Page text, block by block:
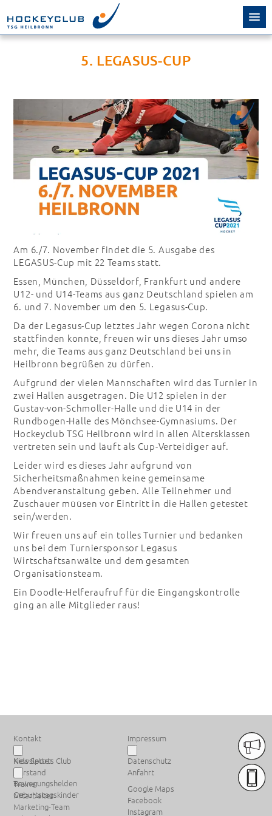
5. LEGASUS-CUP
Am 6./7. November findet die 5. Ausgabe des
LEGASUS-Cup mit 22 Teams statt.
Essen, München, Düsseldorf, Frankfurt und andere
U12- und U14-Teams aus ganz Deutschland spielen am
6. und 7. November um den 5. Legasus-Cup.
Da der Legasus-Cup letztes Jahr wegen Corona nicht
stattfinden konnte, freuen wir uns dieses Jahr umso
mehr, die Teams aus ganz Deutschland bei uns in
Heilbronn begrüßen zu dürfen.
Aufgrund der vielen Mannschaften wird das Turnier in
zwei Hallen ausgetragen. Die U12 spielen in der
Gustav-von-Schmoller-Halle und die U14 in der
Rundbogen-Halle des Mönchsee-Gymnasiums. Der
Hockeyclub TSG Heilbronn wird in allen Altersklassen
vertreten sein und läuft als Cup-Verteidiger auf.
Leider wird es dieses Jahr aufgrund von
Sicherheitsmaßnahmen keine gemeinsame
Abendveranstaltung geben. Alle Teilnehmer und
Zuschauer müüsen vor Eintritt in die Hallen getestet
sein/werden.
Wir freuen uns auf ein tolles Turnier und bedanken
uns bei dem Turniersponsor Legasus
Wirtschaftsanwälte und dem gesamten
Organisationsteam.
Ein Doodle-Helferaufruf für die Eingangskontrolle
ging an alle Mitglieder raus!
Kontakt
Newsletter
Vorstand
Trainer
Mitarbeiter
Marketing-Team
Impressum
Datenschutz
Anfahrt
Google Maps
Facebook
Instagram
Kids Sports Club
Bewegungshelden
Geburtstagskinder